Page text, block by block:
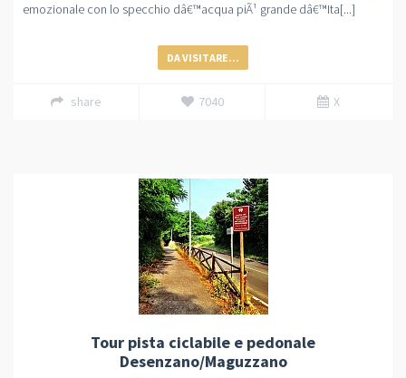
emozionale con lo specchio dâ€™acqua piÃ¹ grande dâ€™Ita[...]
DA VISITARE...
share 7040 X
Tour pista ciclabile e pedonale
Desenzano/Maguzzano